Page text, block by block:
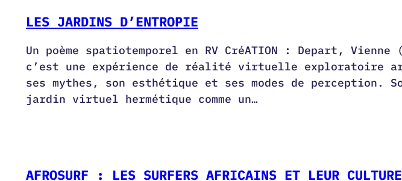
LES JARDINS D’ENTROPIE
Un poème spatiotemporel en RV CréATION : Depart,
c’est une expérience de réalité virtuelle exploratoire
ses mythes, son esthétique et ses modes de perception.
jardin virtuel hermétique comme un…
AFROSURF : LES SURFERS AFRICAINS ET LEUR CULTURE